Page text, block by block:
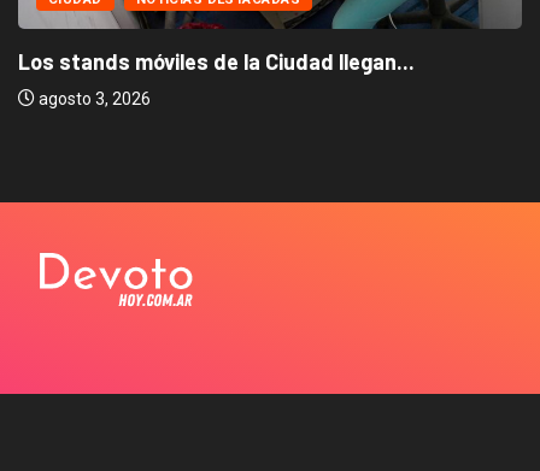
Los stands móviles de la Ciudad llegan...
agosto 3, 2026